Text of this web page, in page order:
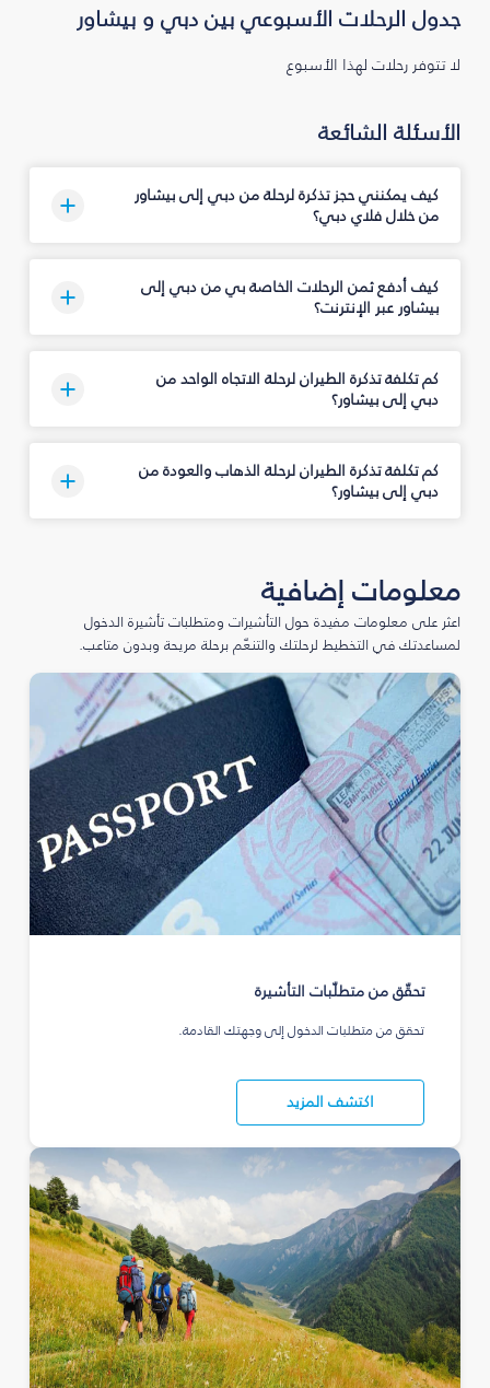
جدول الرحلات الأسبوعي بين دبي و بيشاور
لا تتوفر رحلات لهذا الأسبوع
الأسئلة الشائعة
كيف يمكنني حجز تذكرة لرحلة من دبي إلى بيشاور
من خلال فلاي دبي؟
كيف أدفع ثمن الرحلات الخاصة بي من دبي إلى
بيشاور عبر الإنترنت؟
كم تكلفة تذكرة الطيران لرحلة الاتجاه الواحد من
دبي إلى بيشاور؟
كم تكلفة تذكرة الطيران لرحلة الذهاب والعودة من
دبي إلى بيشاور؟
معلومات إضافية
اعثر على معلومات مفيدة حول التأشيرات ومتطلبات تأشيرة الدخول
لمساعدتك في التخطيط لرحلتك والتنعّم برحلة مريحة وبدون متاعب.
تحقّق من متطلّبات التأشيرة
تحقق من متطلبات الدخول إلى وجهتك القادمة.
اكتشف المزيد